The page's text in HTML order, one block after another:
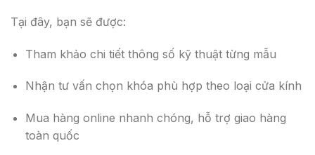
Tại đây, bạn sẽ được:
Tham khảo chi tiết thông số kỹ thuật từng mẫu
Nhận tư vấn chọn khóa phù hợp theo loại cửa kính
Mua hàng online nhanh chóng, hỗ trợ giao hàng
toàn quốc